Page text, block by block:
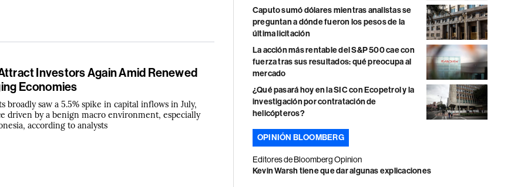
Investors Again Amid Renewed
Economies
broadly saw a 5.5% spike in capital inflows in July,
driven by a benign macro environment, especially
according to analysts
Caputo sumó dólares mientras analistas se
preguntan a dónde fueron los pesos de la
última licitación
La acción más rentable del S&P 500 cae con
fuerza tras sus resultados: qué preocupa al
mercado
¿Qué pasará hoy en la SIC con Ecopetrol y la
investigación por contratación de
helicópteros?
OPINIÓN BLOOMBERG
Editores de Bloomberg Opinion
Kevin Warsh tiene que dar algunas explicaciones